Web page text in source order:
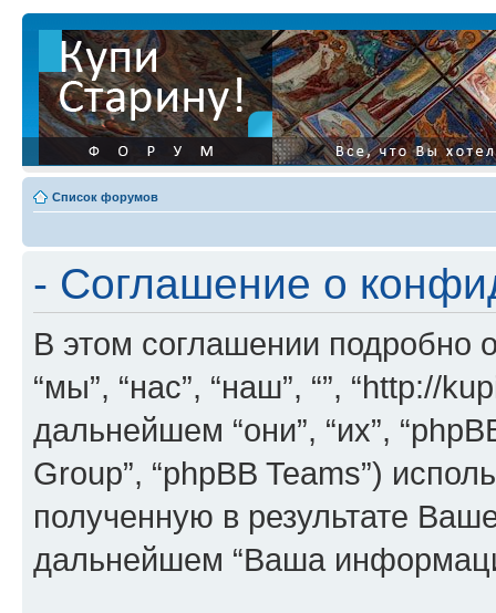
Список форумов
- Соглашение о
В этом соглашении подробно
“мы”, “нас”, “наш”, “”, “http://
дальнейшем “они”, “их”,
Group”, “phpBB Teams”)
полученную в результате
дальнейшем “Ваша